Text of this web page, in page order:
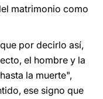
matrimonio como
por decirlo así,
el hombre y la
la muerte",
ese signo que